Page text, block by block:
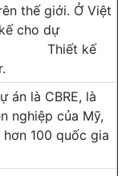
thế giới. Ở Việt
cho dự
Thiết kế
án là CBRE, là
nghiệp của Mỹ,
100 quốc gia